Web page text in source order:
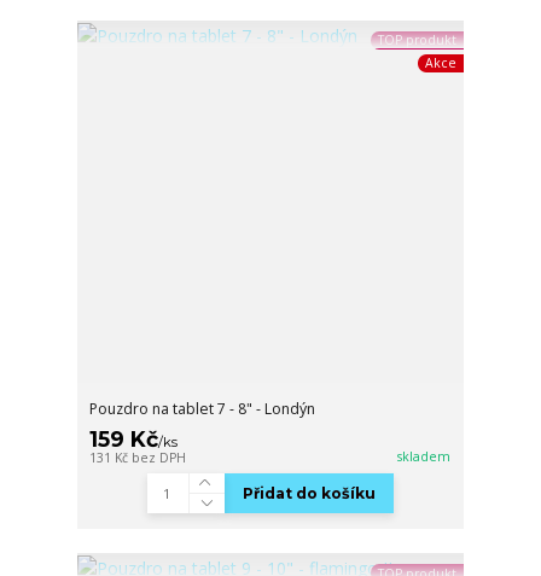
TOP produkt
Akce
Pouzdro na tablet 7 - 8" - Londýn
159 Kč/ks
131 Kč bez DPH skladem
Přidat do košíku